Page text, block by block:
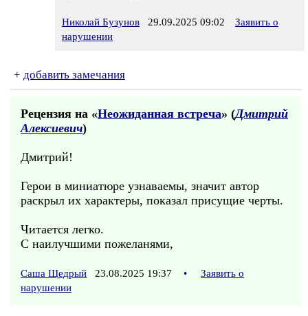
Николай Бузунов 29.09.2025 09:02
Заявить о
нарушении
+ добавить замечания
Рецензия на «Неожиданная встреча» (Дмитрий
Алексиевич)
Дмитрий!
Герои в миниатюре узнаваемы, значит автор
раскрыл их характеры, показал присущие черты.
Читается легко.
С наилучшими пожеланями,
Саша Щедрый 23.08.2025 19:37 •
Заявить о
нарушении